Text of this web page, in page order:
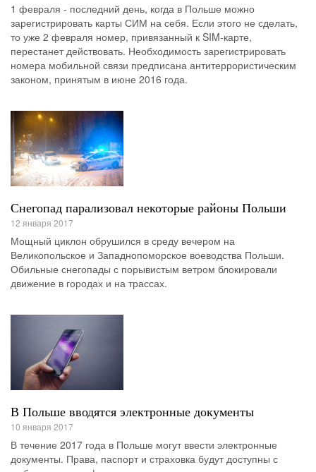
1 февраля - последний день, когда в Польше можно
зарегистрировать карты СИМ на себя. Если этого не сделать,
то уже 2 февраля номер, привязанный к SIM-карте,
перестанет действовать. Необходимость зарегистрировать
номера мобильной связи предписана антитеррористическим
законом, принятым в июне 2016 года.
Снегопад парализовал некоторые районы Польши
12 января 2017
Мощный циклон обрушился в среду вечером на
Великопольское и Западнопоморское воеводства Польши.
Обильные снегопады с порывистым ветром блокировали
движение в городах и на трассах.
В Польше вводятся электронные документы
10 января 2017
В течение 2017 года в Польше могут ввести электронные
документы. Права, паспорт и страховка будут доступны с